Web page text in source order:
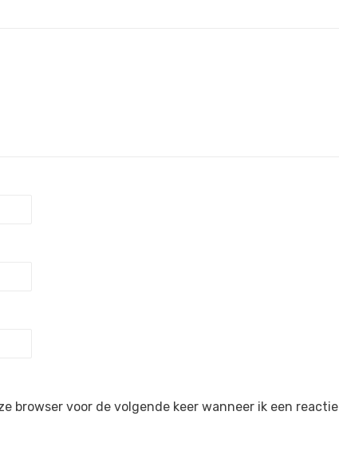
browser voor de volgende keer wanneer ik een reactie